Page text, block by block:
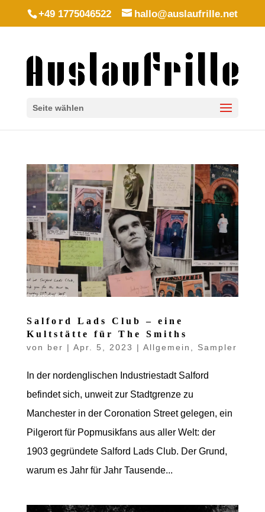
+49 1775046522 hallo@auslaufrille.net
Seite wählen
Salford Lads Club – eine
Kultstätte für The Smiths
von ber | Apr. 5, 2023 | Allgemein Sampler
In der nordenglischen Industriestadt Salford
befindet sich, unweit zur Stadtgrenze zu
Manchester in der Coronation Street gelegen, ein
Pilgerort für Popmusikfans aus aller Welt: der
1903 gegründete Salford Lads Club. Der Grund,
warum es Jahr für Jahr Tausende...